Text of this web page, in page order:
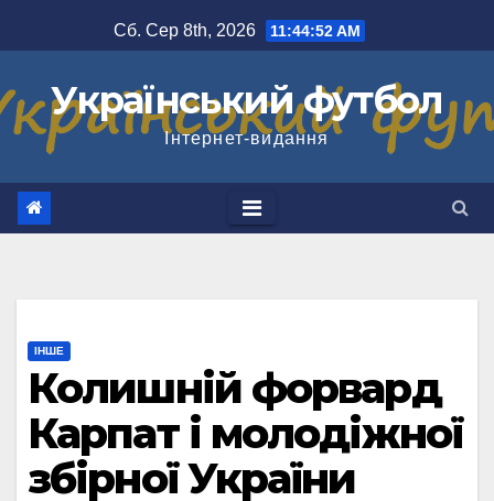
до
Сб. Сер 8th, 2026 11:44:52 AM
Український футбол
Інтернет-видання
ІНШЕ
Колишній форвард
Карпат і молодіжної
збірної України